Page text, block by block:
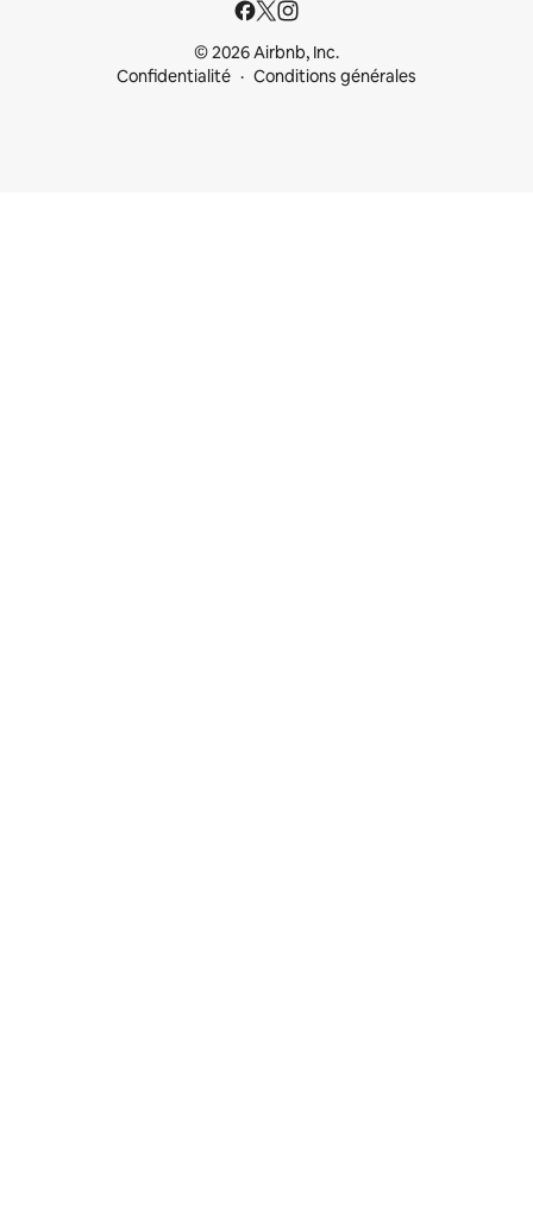
© 2026 Airbnb, Inc.
Confidentialité
Conditions générales